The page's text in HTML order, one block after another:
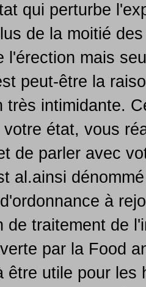
qui perturbe
de la moitié
l'érection mais
peut-être la
très intimidante.
état, vous
de parler avec
al.ainsi
à
de traitement de
par la Food
être utile pour les